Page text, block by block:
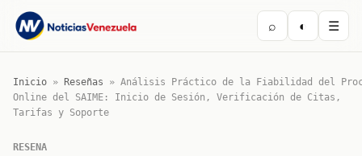
⌕ ◐ ☰
Inicio » Reseñas » Análisis Práctico de la Fiabilidad del
Online del SAIME: Inicio de Sesión, Verificación de Citas,
Tarifas y Soporte
RESENA